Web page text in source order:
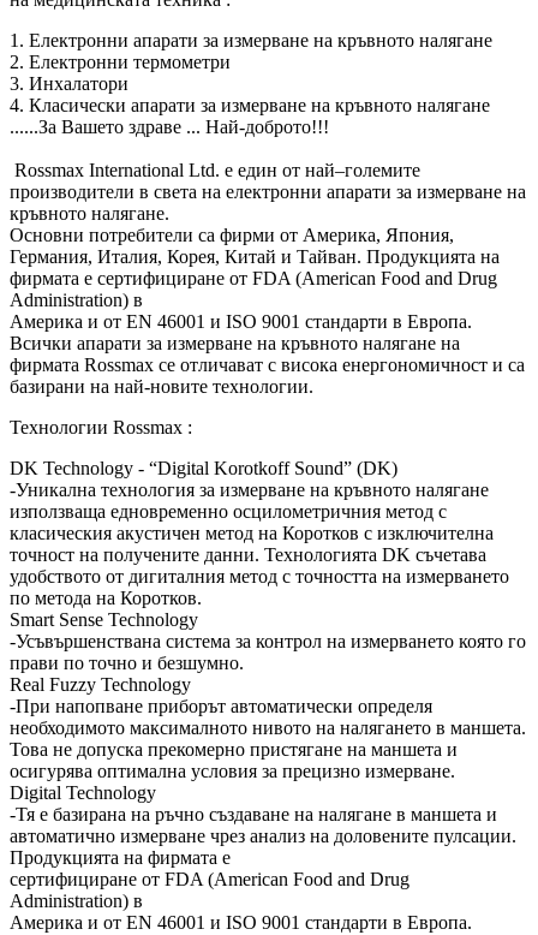
1. Електронни апарати за измерване на кръвното налягане
2. Електронни термометри
3. Инхалатори
4. Класически апарати за измерване на кръвното налягане
......За Вашето здраве ... Най-доброто!!!
Rossmax International Ltd. e един от най–големите
производители в света на електронни апарати за измерване на
кръвното налягане.
Основни потребители са фирми от Америка, Япония,
Германия, Италия, Корея, Китай и Тайван. Продукцията на
фирмата е сертифициране от FDA (American Food and Drug
Administration) в
Америка и от ЕN 46001 и ISO 9001 стандарти в Европа.
Всички апарати за измерване на кръвното налягане на
фирмата Rossmax се отличават с висока енергономичност и са
базирани на най-новите технологии.
Технологии Rossmax :
DK Technology - “Digital Korotkoff Sound” (DK)
-Уникална технология за измерване на кръвното налягане
използваща едновременно осцилометричния метод с
класическия акустичен метод на Коротков с изключителна
точност на получените данни. Технологията DK съчетава
удобството от дигиталния метод с точността на измерването
по метода на Коротков.
Smart Sense Technology
-Усъвършенствана система за контрол на измерването която го
прави по точно и безшумно.
Real Fuzzy Technology
-При напопване приборът автоматически определя
необходимото максималното нивото на налягането в маншета.
Това не допуска прекомерно пристягане на маншета и
осигурява оптимална условия за прецизно измерване.
Digital Technology
-Тя е базирана на ръчно създаване на налягане в маншета и
автоматично измерване чрез анализ на доловените пулсации.
Продукцията на фирмата е
сертифициране от FDA (American Food and Drug
Administration) в
Америка и от ЕN 46001 и ISO 9001 стандарти в Европа.